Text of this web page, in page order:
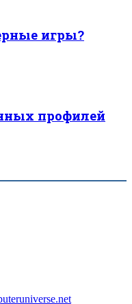
игры?
профилей